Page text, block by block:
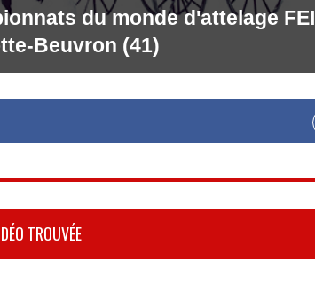
du monde d'attelage FEI
Beuvron (41)
TROUVÉE